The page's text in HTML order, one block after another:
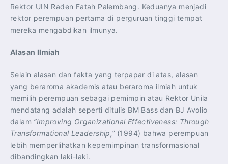
Rektor UIN Raden Fatah Palembang. Keduanya menjadi
rektor perempuan pertama di perguruan tinggi tempat
mereka mengabdikan ilmunya.
Alasan Ilmiah
Selain alasan dan fakta yang terpapar di atas, alasan
yang beraroma akademis atau beraroma ilmiah untuk
memilih perempuan sebagai pemimpin atau Rektor Unila
mendatang adalah seperti ditulis BM Bass dan BJ Avolio
dalam “Improving Organizational Effectiveness: Through
Transformational Leadership,” (1994) bahwa perempuan
lebih memperlihatkan kepemimpinan transformasional
dibandingkan laki-laki.